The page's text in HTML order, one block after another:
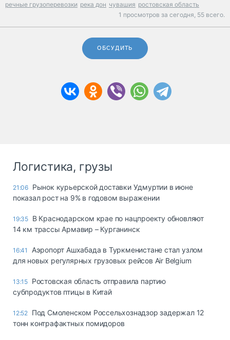
речные грузоперевозки река дон чувашия ростовская область
1 просмотров за сегодня, 55 всего.
ОБСУДИТЬ
Логистика, грузы
21:06 Рынок курьерской доставки Удмуртии в июне
показал рост на 9% в годовом выражении
19:35 В Краснодарском крае по нацпроекту обновляют
14 км трассы Армавир – Курганинск
16:41
Аэропорт Ашхабада в Туркменистане стал узлом
для новых регулярных грузовых рейсов Air Belgium
13:15 Ростовская область отправила партию
субпродуктов птицы в Китай
12:52 Под Смоленском Россельхознадзор задержал 12
тонн контрафактных помидоров